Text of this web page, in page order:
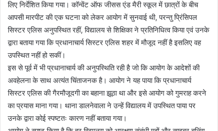
लिए निर्देशित किया गया। कॉन्वेंट ऑफ जीसस एंड मैरी स्कूल में छात्रों के बीच
आपसी मारपीट की एक घटना को लेकर आयोग में सुनवाई थी, परन्तु प्रिंसिपल
सिस्टर एलिस अनुपस्थित रहीं, विद्यालय से शिक्षिका ने प्रतिनिधित्व किया एवं उनके
द्वारा बताया गया कि प्रधानाचार्य सिस्टर एलिस शहर में मौजूद नहीं है इसलिए वह
उपस्थित नहीं हो सकीं।
इस से पूर्व में भी प्रधानाचार्य की अनुपस्थिति रही है जो कि आयोग के आदेशों की
अवहेलना के साथ अत्यंत चिंताजनक है। आयोग ने यह पाया कि प्रधानाचार्य
सिस्टर एलिस की गैरमौजूदगी का बहाना झूठा था और इसे आयोग को गुमराह करने
का प्रयास माना गया। थाना डालनेवाला ने उन्हें विद्यालय में उपस्थित पाया पर
उनके द्वारा कोई स्पष्टतः कारण नहीं बताया गया।